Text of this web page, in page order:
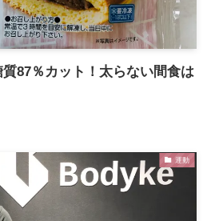
質87％カット！太らない間食は
運動